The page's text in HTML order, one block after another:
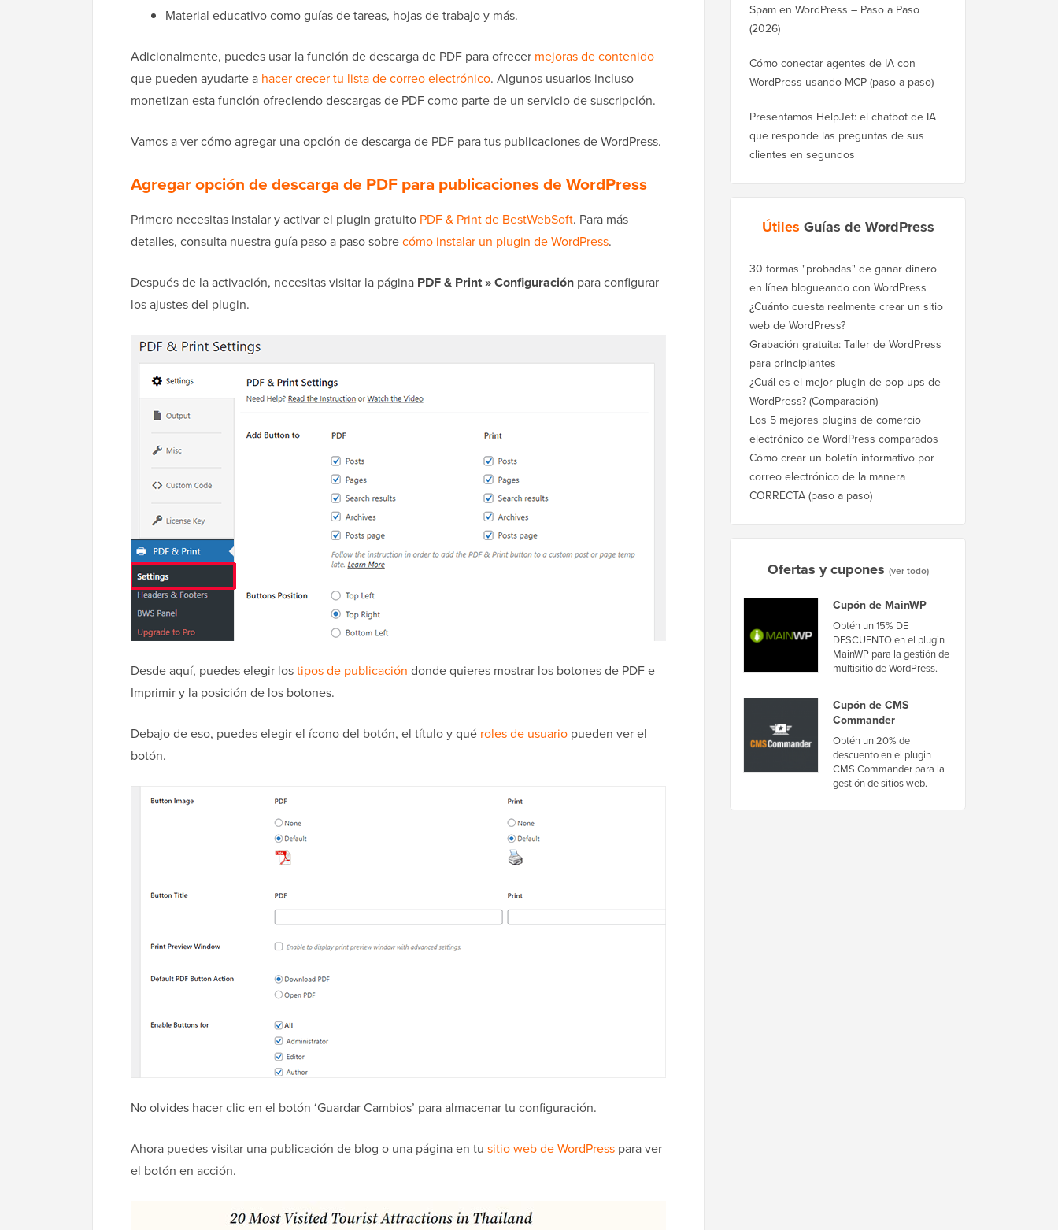
Material educativo como guías de tareas, hojas de trabajo y más.
Adicionalmente, puedes usar la función de descarga de PDF para ofrecer mejoras de contenido
que pueden ayudarte a hacer crecer tu lista de correo electrónico. Algunos usuarios incluso
monetizan esta función ofreciendo descargas de PDF como parte de un servicio de suscripción.
Vamos a ver cómo agregar una opción de descarga de PDF para tus publicaciones de WordPress.
Agregar opción de descarga de PDF para publicaciones de WordPress
Primero necesitas instalar y activar el plugin gratuito PDF & Print de BestWebSoft. Para más
detalles, consulta nuestra guía paso a paso sobrecómo instalar un plugin de WordPress.
Después de la activación, necesitas visitar la página PDF & Print » Configuración para configurar
los ajustes del plugin.
Desde aquí, puedes elegir lostipos de publicación donde quieres mostrar los botones de PDF e
Imprimir y la posición de los botones.
Debajo de eso, puedes elegir el ícono del botón, el título y qué roles de usuario pueden ver el
botón.
No olvides hacer clic en el botón ‘Guardar Cambios’ para almacenar tu configuración.
Ahora puedes visitar una publicación de blog o una página en tu sitio web de WordPress para ver
el botón en acción.
Spam en WordPress – Paso a Paso
(2026)
Cómo conectar agentes de IA con
WordPress usando MCP (paso a paso)
Presentamos HelpJet: el chatbot de IA
que responde las preguntas de sus
clientes en segundos
Útiles Guías de WordPress
30 formas "probadas" de ganar dinero
en línea blogueando con WordPress
¿Cuánto cuesta realmente crear un sitio
web de WordPress?
Grabación gratuita: Taller de WordPress
para principiantes
¿Cuál es el mejor plugin de pop-ups de
WordPress? (Comparación)
Los 5 mejores plugins de comercio
electrónico de WordPress comparados
Cómo crear un boletín informativo por
correo electrónico de la manera
CORRECTA (paso a paso)
Ofertas y cupones (ver todo)
Cupón de MainWP
Obtén un 15% DE
DESCUENTO en el plugin
MainWP para la gestión de
multisitio de WordPress.
Cupón de CMS
Commander
Obtén un 20% de
descuento en el plugin
CMS Commander para la
gestión de sitios web.